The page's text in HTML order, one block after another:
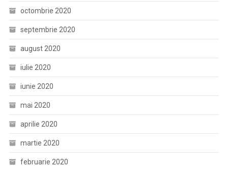
octombrie 2020
septembrie 2020
august 2020
iulie 2020
iunie 2020
mai 2020
aprilie 2020
martie 2020
februarie 2020